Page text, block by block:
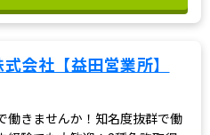
会社【益田営業所】
働きませんか！知名度抜群で働